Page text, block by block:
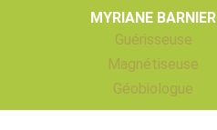
MYRIANE BARNIER
Guérisseuse
Magnétiseuse
Géobiologue